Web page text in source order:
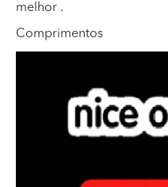
melhor .
Comprimentos